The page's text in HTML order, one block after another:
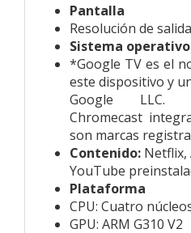
Pantalla
Resolución de
Sistema
*Google TV es el
este dispositivo y
Google LLC.
Chromecast
son marcas
Contenido: Netflix,
YouTube
Plataforma
CPU: Cuatro
GPU: ARM G310 V2